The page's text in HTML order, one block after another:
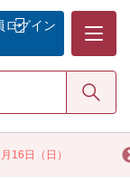
16日（日）
ログイン
検索